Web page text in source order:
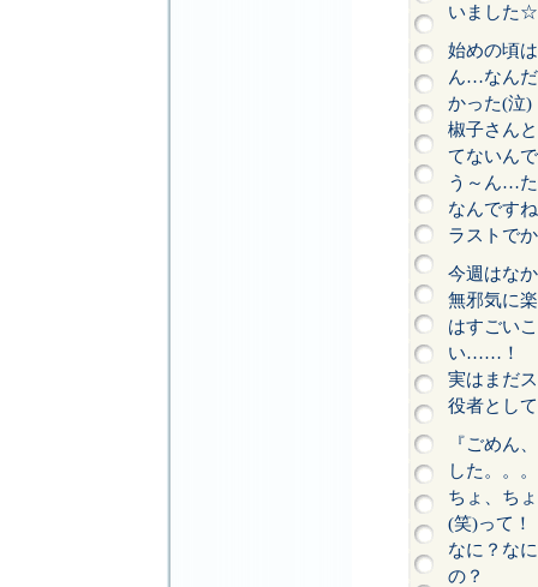
いました☆
始めの頃
ん…なん
かった(泣)
椒子さん
てないん
う～ん…
なんです
ラストで
今週はな
無邪気に
はすごい
い……！
実はまだ
役者とし
『ごめん
した。。。
ちょ、ち
(笑)って！
なに？な
の？